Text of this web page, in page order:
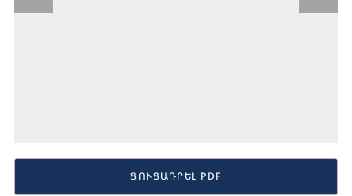
ՑՈՒՑԱԴՐԵԼ PDF